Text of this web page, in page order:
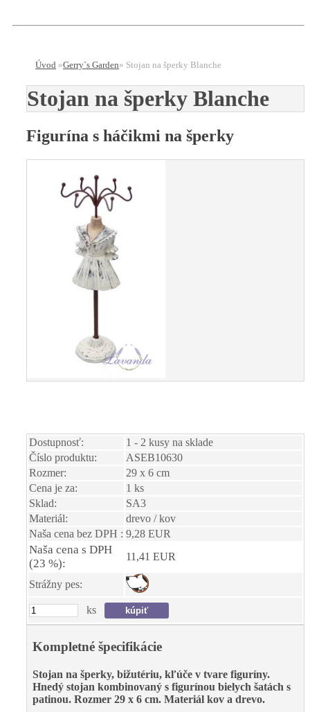
Úvod »Gerry`s Garden» Stojan na šperky Blanche
Stojan na šperky Blanche
Figurína s háčikmi na šperky
Dostupnosť:
1 - 2 kusy na sklade
Číslo produktu:
ASEB10630
Rozmer:
29 x 6 cm
Cena je za:
1 ks
Sklad:
SA3
Materiál:
drevo / kov
Naša cena bez DPH : 9,28 EUR
Naša cena s DPH
(23 %):
11,41 EUR
Strážny pes:
ks
Kompletné špecifikácie
Stojan na šperky, bižutériu, kľúče v tvare figuríny.
Hnedý stojan kombinovaný s figurínou bielych šatách s
patinou. Rozmer 29 x 6 cm. Materiál kov a drevo.